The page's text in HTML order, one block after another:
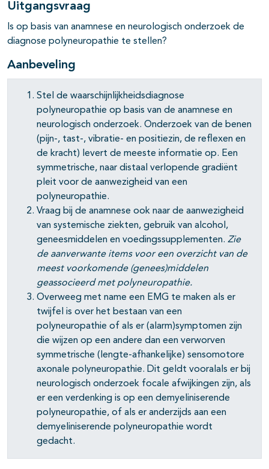
Uitgangsvraag
Is op basis van anamnese en neurologisch onderzoek de
diagnose polyneuropathie te stellen?
Aanbeveling
Stel de waarschijnlijkheidsdiagnose
polyneuropathie op basis van de anamnese en
neurologisch onderzoek. Onderzoek van de benen
(pijn-, tast-, vibratie- en positiezin, de reflexen en
de kracht) levert de meeste informatie op. Een
symmetrische, naar distaal verlopende gradiënt
pleit voor de aanwezigheid van een
polyneuropathie.
Vraag bij de anamnese ook naar de aanwezigheid
van systemische ziekten, gebruik van alcohol,
geneesmiddelen en voedingssupplementen. Zie
de aanverwante items voor een overzicht van de
meest voorkomende (genees)middelen
geassocieerd met polyneuropathie.
Overweeg met name een EMG te maken als er
twijfel is over het bestaan van een
polyneuropathie of als er (alarm)symptomen zijn
die wijzen op een andere dan een verworven
symmetrische (lengte-afhankelijke) sensomotore
axonale polyneuropathie. Dit geldt vooralals er bij
neurologisch onderzoek focale afwijkingen zijn, als
er een verdenking is op een demyeliniserende
polyneuropathie, of als er anderzijds aan een
demyeliniserende polyneuropathie wordt
gedacht.